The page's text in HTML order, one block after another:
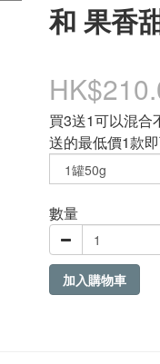
和 果香
買3送1可以混合
送的最低價1款即
數量
加入購物車